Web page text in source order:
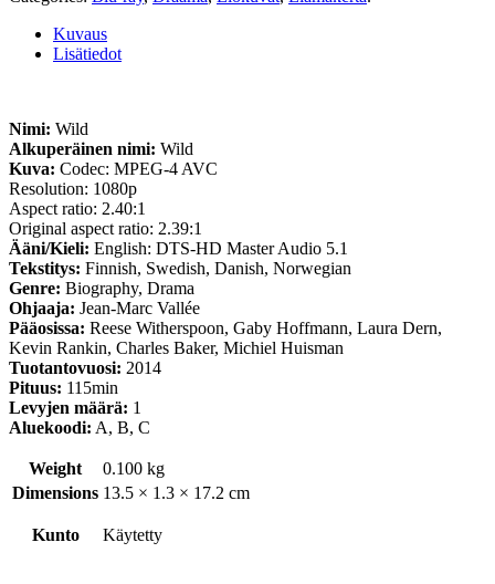
Kuvaus
Lisätiedot
Nimi: Wild
Alkuperäinen nimi: Wild
Kuva: Codec: MPEG-4 AVC
Resolution: 1080p
Aspect ratio: 2.40:1
Original aspect ratio: 2.39:1
Ääni/Kieli: English: DTS-HD Master Audio 5.1
Tekstitys: Finnish, Swedish, Danish, Norwegian
Genre: Biography, Drama
Ohjaaja: Jean-Marc Vallée
Pääosissa: Reese Witherspoon, Gaby Hoffmann, Laura Dern,
Kevin Rankin, Charles Baker, Michiel Huisman
Tuotantovuosi: 2014
Pituus: 115min
Levyjen määrä: 1
Aluekoodi: A, B, C
Weight
0.100 kg
Dimensions 13.5 × 1.3 × 17.2 cm
Kunto Käytetty